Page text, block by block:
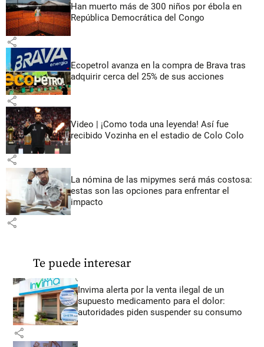
Han muerto más de 300 niños por ébola en
República Democrática del Congo
share
Ecopetrol avanza en la compra de Brava tras
adquirir cerca del 25% de sus acciones
share
Video | ¡Como toda una leyenda! Así fue
recibido Vozinha en el estadio de Colo Colo
share
La nómina de las mipymes será más costosa:
estas son las opciones para enfrentar el
impacto
share
Te puede interesar
Invima alerta por la venta ilegal de un
supuesto medicamento para el dolor:
autoridades piden suspender su consumo
share